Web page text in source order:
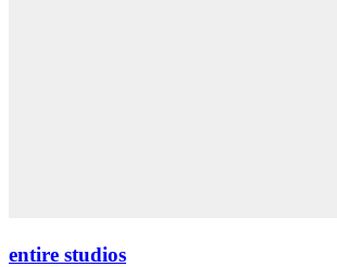
entire studios